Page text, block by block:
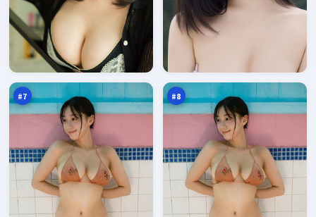
#7
千
追
击
95
万
#8
游
云万